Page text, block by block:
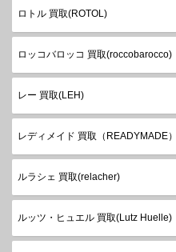
ロトル 買取(ROTOL)
ロッコバロッコ 買取(roccobarocco)
レー 買取(LEH)
レディメイド 買取（READYMADE）
ルラシェ 買取(relacher)
ルッツ・ヒュエル 買取(Lutz Huelle)